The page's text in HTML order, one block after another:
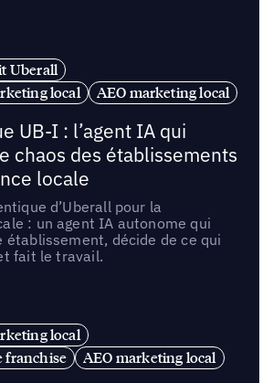
Uberall
local
AEO marketing local
UB-I : l’agent IA qui
chaos des établissements
locale
d’Uberall pour la
: un agent IA autonome qui
établissement, décide de ce qui
fait le travail.
local
franchise
AEO marketing local